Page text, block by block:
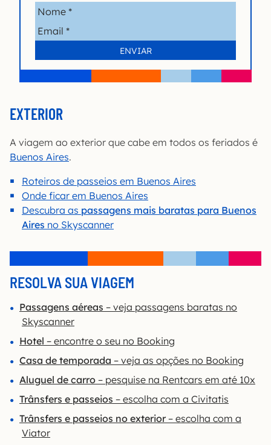
EXTERIOR
A viagem ao exterior que cabe em todos os feriados é
Buenos Aires.
Roteiros de passeios em Buenos Aires
Onde ficar em Buenos Aires
Descubra as passagens mais baratas para Buenos
Aires no Skyscanner
RESOLVA SUA VIAGEM
Passagens aéreas – veja passagens baratas no
Skyscanner
Hotel – encontre o seu no Booking
Casa de temporada – veja as opções no Booking
Aluguel de carro – pesquise na Rentcars em até 10x
Trânsfers e passeios – escolha com a Civitatis
Trânsfers e passeios no exterior – escolha com a
Viator